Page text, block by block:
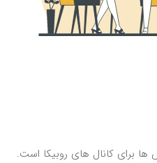
برای کانال های روبیکا است.